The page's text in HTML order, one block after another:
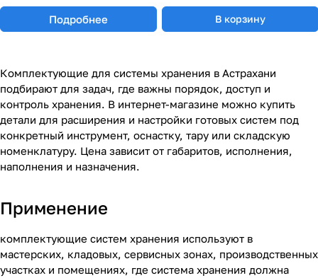
Подробнее В корзину
Комплектующие для системы хранения в Астрахани
подбирают для задач, где важны порядок, доступ и
контроль хранения. В интернет-магазине можно купить
детали для расширения и настройки готовых систем под
конкретный инструмент, оснастку, тару или складскую
номенклатуру. Цена зависит от габаритов, исполнения,
наполнения и назначения.
Применение
комплектующие систем хранения используют в
мастерских, кладовых, сервисных зонах, производственных
участках и помещениях, где система хранения должна